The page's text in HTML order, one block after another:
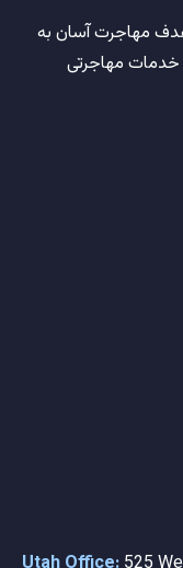
مهاجرت آسان به
خدمات مهاجرتی